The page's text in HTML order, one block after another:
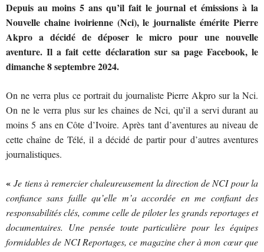
Depuis au moins 5 ans qu’il fait le journal et émissions à la
Nouvelle chaine ivoirienne (Nci), le journaliste émérite Pierre
Akpro a décidé de déposer le micro pour une nouvelle
aventure. Il a fait cette déclaration sur sa page Facebook, le
dimanche 8 septembre 2024.
On ne verra plus ce portrait du journaliste Pierre Akpro sur la Nci.
On ne le verra plus sur les chaines de Nci, qu’il a servi durant au
moins 5 ans en Côte d’Ivoire. Après tant d’aventures au niveau de
cette chaîne de Télé, il a décidé de partir pour d’autres aventures
journalistiques.
«Je tiens à remercier chaleureusement la direction de NCI pour la
confiance sans faille qu’elle m’a accordée en me confiant des
responsabilités clés, comme celle de piloter les grands reportages et
documentaires. Une pensée toute particulière pour les équipes
formidables de NCI Reportages, ce magazine cher à mon cœur que